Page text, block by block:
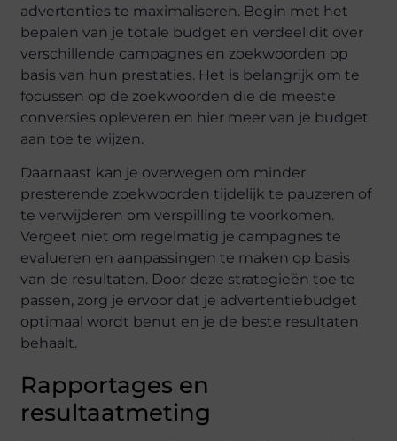
advertenties te maximaliseren. Begin met het
bepalen van je totale budget en verdeel dit over
verschillende campagnes en zoekwoorden op
basis van hun prestaties. Het is belangrijk om te
focussen op de zoekwoorden die de meeste
conversies opleveren en hier meer van je budget
aan toe te wijzen.
Daarnaast kan je overwegen om minder
presterende zoekwoorden tijdelijk te pauzeren of
te verwijderen om verspilling te voorkomen.
Vergeet niet om regelmatig je campagnes te
evalueren en aanpassingen te maken op basis
van de resultaten. Door deze strategieën toe te
passen, zorg je ervoor dat je advertentiebudget
optimaal wordt benut en je de beste resultaten
behaalt.
Rapportages en
resultaatmeting